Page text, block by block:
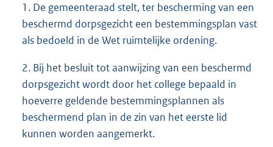
1. De gemeenteraad stelt, ter bescherming van een
beschermd dorpsgezicht een bestemmingsplan vast
als bedoeld in de Wet ruimtelijke ordening.
2. Bij het besluit tot aanwijzing van een beschermd
dorpsgezicht wordt door het college bepaald in
hoeverre geldende bestemmingsplannen als
beschermend plan in de zin van het eerste lid
kunnen worden aangemerkt.